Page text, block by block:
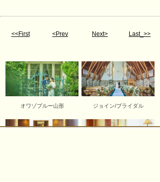
<<First <Prev Next> Last_>>
オワゾブルー山形 ジョイン/ブライダル